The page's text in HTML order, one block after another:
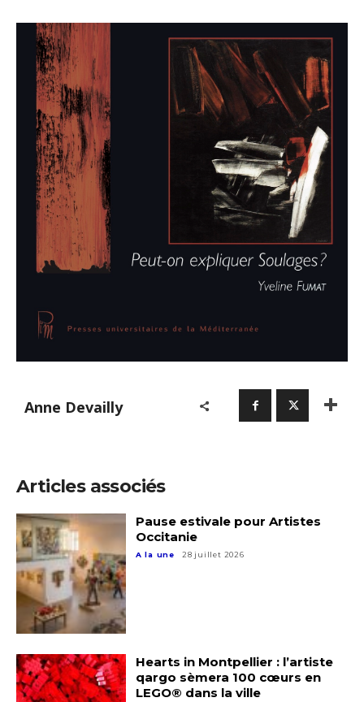
Anne Devailly
Articles associés
Pause estivale pour Artistes
Occitanie
A la une 28 juillet 2026
Hearts in Montpellier : l’artiste
qargo sèmera 100 cœurs en
LEGO® dans la ville